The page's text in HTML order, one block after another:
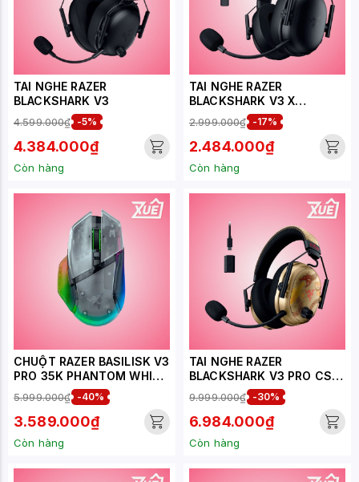
TAI NGHE RAZER
BLACKSHARK V3
4.599.000₫ -5%
4.384.000₫
Còn hàng
TAI NGHE RAZER
BLACKSHARK V3 X
HYPERSPEED
2.999.000₫ -17%
2.484.000₫
Còn hàng
CHUỘT RAZER BASILISK V3
PRO 35K PHANTOM WHITE
5.999.000₫ -40%
3.589.000₫
Còn hàng
TAI NGHE RAZER
BLACKSHARK V3 PRO CS2
COUNTER-STRIKE 2
EDITION
9.999.000₫ -30%
6.984.000₫
Còn hàng